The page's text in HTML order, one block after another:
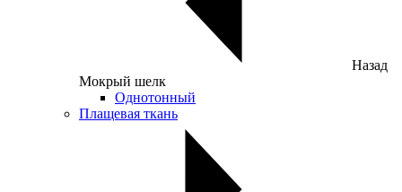
Назад
Мокрый шелк
Однотонный
Плащевая ткань